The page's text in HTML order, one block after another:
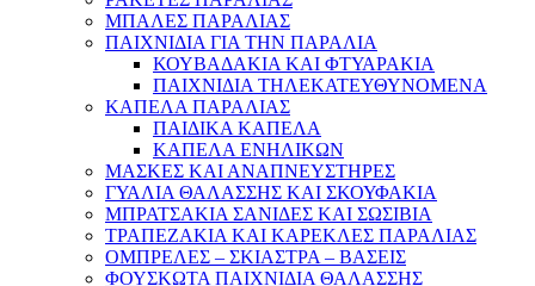
ΜΠΑΛΕΣ ΠΑΡΑΛΙΑΣ
ΠΑΙΧΝΙΔΙΑ ΓΙΑ ΤΗΝ ΠΑΡΑΛΙΑ
ΚΟΥΒΑΔΑΚΙΑ ΚΑΙ ΦΤΥΑΡΑΚΙΑ
ΠΑΙΧΝΙΔΙΑ ΤΗΛΕΚΑΤΕΥΘΥΝΟΜΕΝΑ
ΚΑΠΕΛΑ ΠΑΡΑΛΙΑΣ
ΠΑΙΔΙΚΑ ΚΑΠΕΛΑ
ΚΑΠΕΛΑ ΕΝΗΛΙΚΩΝ
ΜΑΣΚΕΣ ΚΑΙ ΑΝΑΠΝΕΥΣΤΗΡΕΣ
ΓΥΑΛΙΑ ΘΑΛΑΣΣΗΣ ΚΑΙ ΣΚΟΥΦΑΚΙΑ
ΜΠΡΑΤΣΑΚΙΑ ΣΑΝΙΔΕΣ ΚΑΙ ΣΩΣΙΒΙΑ
ΤΡΑΠΕΖΑΚΙΑ ΚΑΙ ΚΑΡΕΚΛΕΣ ΠΑΡΑΛΙΑΣ
ΟΜΠΡΕΛΕΣ – ΣΚΙΑΣΤΡΑ – ΒΑΣΕΙΣ
ΦΟΥΣΚΩΤΑ ΠΑΙΧΝΙΔΙΑ ΘΑΛΑΣΣΗΣ